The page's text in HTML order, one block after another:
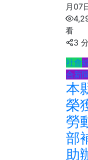
月07
看
3
社會
合新
本
榮
勞
部
助